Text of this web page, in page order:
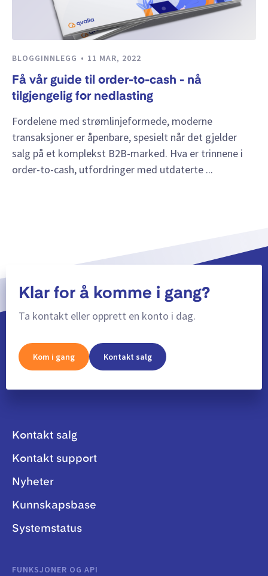
BLOGGINNLEGG 11 MAR, 2022
Få vår guide til order-to-cash - nå
tilgjengelig for nedlasting
Fordelene med strømlinjeformede, moderne
transaksjoner er åpenbare, spesielt når det gjelder
salg på et komplekst B2B-marked. Hva er trinnene i
order-to-cash, utfordringer med utdaterte ...
Klar for å komme i gang?
Ta kontakt eller opprett en konto i dag.
Kom i gang Kontakt salg
Kontakt salg
Kontakt support
Nyheter
Kunnskapsbase
Systemstatus
FUNKSJONER OG API